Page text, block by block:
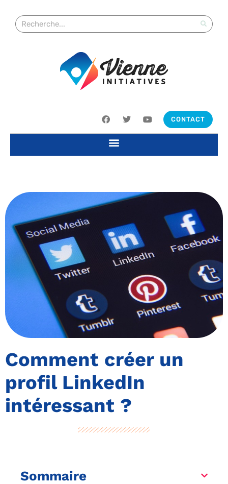
CONTACT
Comment créer un
profil LinkedIn
intéressant ?
Sommaire